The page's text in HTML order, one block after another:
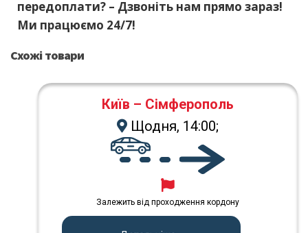
передоплати? – Дзвоніть нам прямо зараз!
Ми працюємо 24/7!
Схожі товари
Київ – Сімферополь
Щодня, 14:00;
Залежить від проходження кордону